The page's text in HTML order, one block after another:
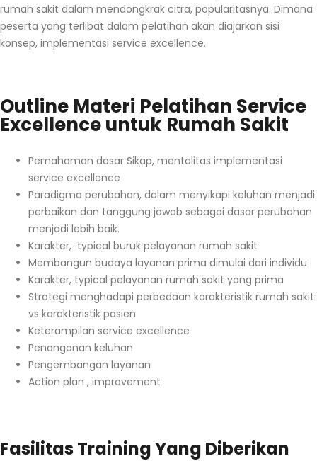
rumah sakit dalam mendongkrak citra, popularitasnya. Dimana
peserta yang terlibat dalam pelatihan akan diajarkan sisi
konsep, implementasi service excellence.
Outline Materi Pelatihan Service
Excellence untuk Rumah Sakit
Pemahaman dasar Sikap, mentalitas implementasi
service excellence
Paradigma perubahan, dalam menyikapi keluhan menjadi
perbaikan dan tanggung jawab sebagai dasar perubahan
menjadi lebih baik.
Karakter, typical buruk pelayanan rumah sakit
Membangun budaya layanan prima dimulai dari individu
Karakter, typical pelayanan rumah sakit yang prima
Strategi menghadapi perbedaan karakteristik rumah sakit
vs karakteristik pasien
Keterampilan service excellence
Penanganan keluhan
Pengembangan layanan
Action plan , improvement
Fasilitas Training Yang Diberikan